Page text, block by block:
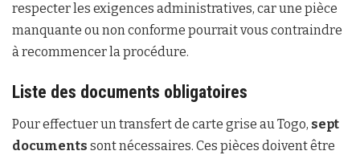
respecter les exigences administratives, car une pièce
manquante ou non conforme pourrait vous contraindre
à recommencer la procédure.
Liste des documents obligatoires
Pour effectuer un transfert de carte grise au Togo, sept
documents sont nécessaires. Ces pièces doivent être